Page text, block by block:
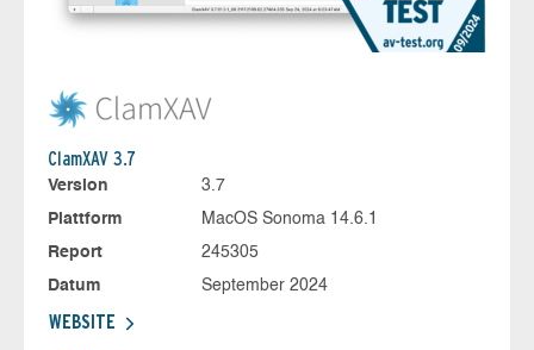
ClamXAV 3.7
Version
3.7
Plattform
MacOS Sonoma 14.6.1
Report
245305
Datum
September 2024
WEBSITE